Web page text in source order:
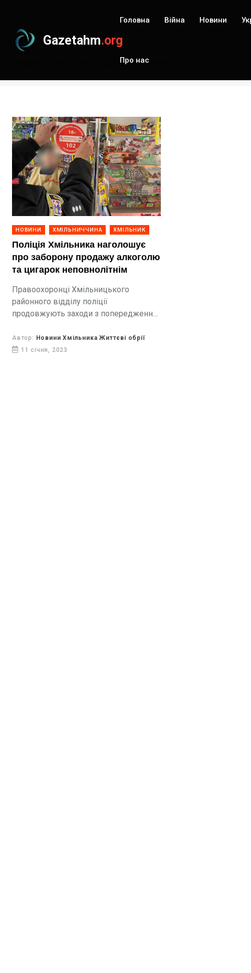
Gazetahm.org
Головна Війна Новини
Про нас
Результати пошуку по запиту: #напій
НОВИНИ ХМІЛЬНИЧЧИНА ХМІЛЬНИК
Поліція Хмільника наголошує
про заборону продажу алкоголю
та цигарок неповнолітнім
Правоохоронці Хмільницького
районного відділу поліції
продовжують заходи з попередження
напоїв і тютюнових виробів
Автор: Новини Хмільника Життєві обрії
11 січня, 2023